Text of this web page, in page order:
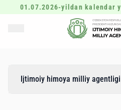
01.07.2026-yildan kalendar
Ijtimoiy himoya milliy